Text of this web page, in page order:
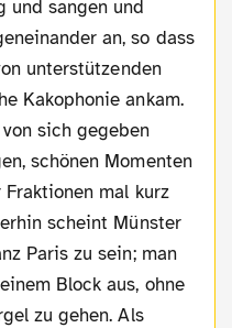
und sangen und
an, so dass
unterstützenden
Kakophonie ankam.
sich gegeben
schönen Momenten
mal kurz
scheint Münster
Paris zu sein; man
Block aus, ohne
zu gehen. Als